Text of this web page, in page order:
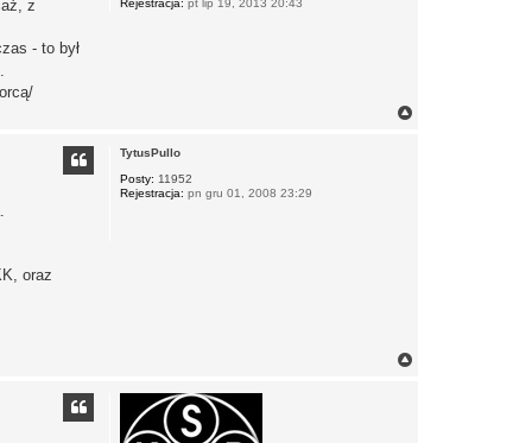
Rejestracja: pt lip 19, 2013 20:43
z
- to był
TytusPullo
Posty: 11952
Rejestracja: pn gru 01, 2008 23:29
oraz